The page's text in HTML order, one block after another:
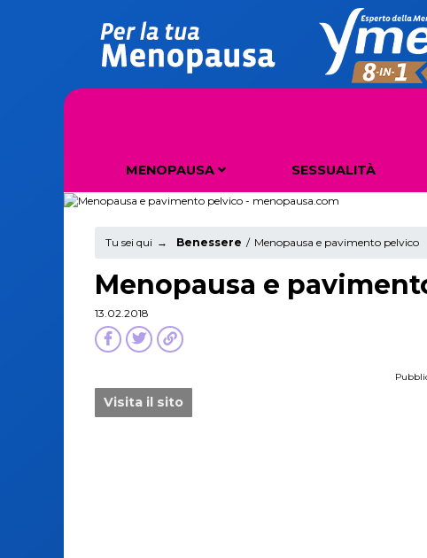
MENOPAUSA
COS'È LA MENOPAUSA
DISTURBI DELLA MENOPAUSA
SESSUALITÀ
Tu sei qui → Benessere / Menopausa e pavimento pelvico
Menopausa e
13.02.2018
Visita il sito